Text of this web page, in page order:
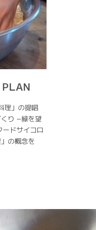
理」の提唱
り −緑を望
ドサイコロ
の概念を